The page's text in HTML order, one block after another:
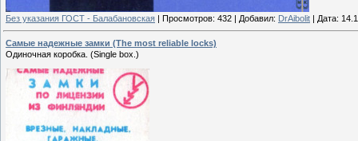
Без указания ГОСТ - Балабановская Просмотров: 432 Добавил: DrAibolit Дата:
Самые надежные замки (The most reliable locks)
Одиночная коробка. (Single box.)